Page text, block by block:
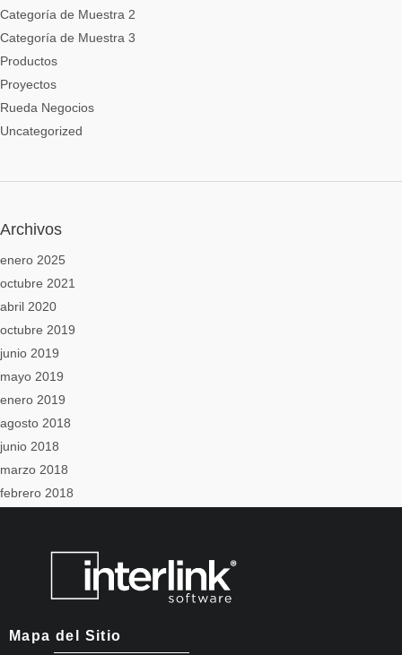
Categoría de Muestra 2
Categoría de Muestra 3
Productos
Proyectos
Rueda Negocios
Uncategorized
Archivos
enero 2025
octubre 2021
abril 2020
octubre 2019
junio 2019
mayo 2019
enero 2019
agosto 2018
junio 2018
marzo 2018
febrero 2018
Mapa del Sitio